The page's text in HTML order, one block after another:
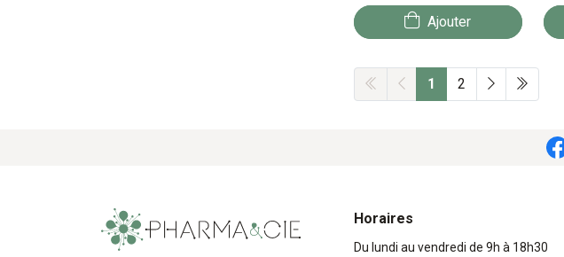
Ajouter
1 2
Horaires
Du lundi au vendredi de 9h à 18h30